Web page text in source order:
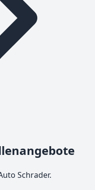
Schrader.